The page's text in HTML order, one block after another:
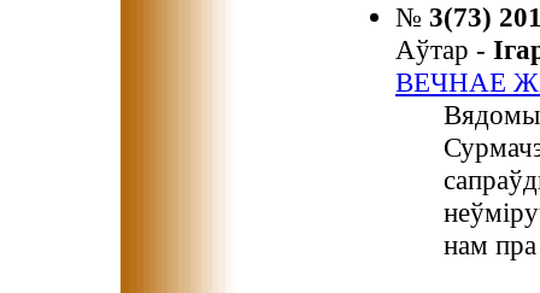
№ 3(73)
Аўтар -
ВЕЧНАЕ
Вядомы
нам пра